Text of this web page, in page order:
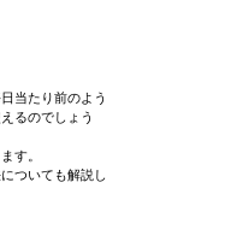
当たり前のよう
るのでしょう
す。
ついても解説し